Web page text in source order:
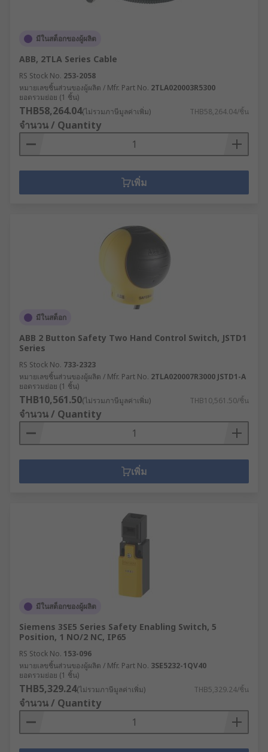
มีในสต็อกของผู้ผลิต
ABB, 2TLA Series Cable
RS Stock No. 253-2058
หมายเลขชิ้นส่วนของผู้ผลิต / Mfr. Part No. 2TLA020003R5300
ยอดรวมย่อย (1 ชิ้น)
THB58,264.04(ไม่รวมภาษีมูลค่าเพิ่ม) THB58,264.04/ชิ้น
จำนวน / Quantity
เพิ่ม
มีในสต็อก
ABB 2 Button Safety Two Hand Control Switch, JSTD1
Series
RS Stock No. 733-2323
หมายเลขชิ้นส่วนของผู้ผลิต / Mfr. Part No. 2TLA020007R3000 JSTD1-A
ยอดรวมย่อย (1 ชิ้น)
THB10,561.50(ไม่รวมภาษีมูลค่าเพิ่ม) THB10,561.50/ชิ้น
จำนวน / Quantity
เพิ่ม
มีในสต็อกของผู้ผลิต
Siemens 3SE5 Series Safety Enabling Switch, 5
Position, 1 NO/2 NC, IP65
RS Stock No. 153-096
หมายเลขชิ้นส่วนของผู้ผลิต / Mfr. Part No. 3SE5232-1QV40
ยอดรวมย่อย (1 ชิ้น)
THB5,329.24(ไม่รวมภาษีมูลค่าเพิ่ม) THB5,329.24/ชิ้น
จำนวน / Quantity